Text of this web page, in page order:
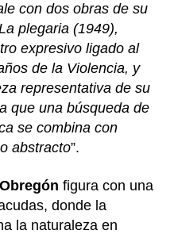
con dos obras de su
plegaria (1949),
expresivo ligado al
de la Violencia, y
representativa de su
que una búsqueda de
se combina con
abstracto”.
figura con una
donde la
la naturaleza en